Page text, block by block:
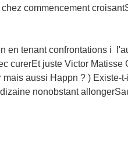
commencement
en tenant confrontations i
curerEt juste Victor
aussi Happn ? ) Existe-
nonobstant